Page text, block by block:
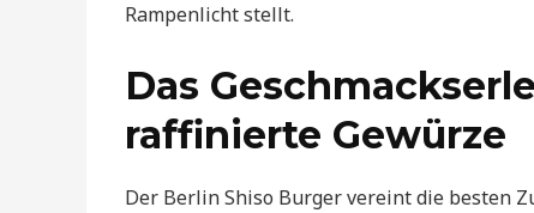
Rampenlicht stellt.
Das
raffinierte Gewürze
Der Berlin Shiso Burger vereint die besten